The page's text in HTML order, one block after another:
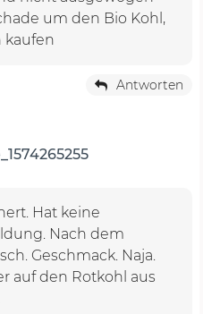
um den Bio Kohl,
kaufen
Antworten
Hat keine
Nach dem
Geschmack. Naja.
auf den Rotkohl aus